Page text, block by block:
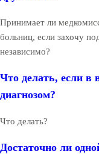
Принимает ли
больниц, если захочу
независимо?
Что делать, если в
диагнозом?
Что делать?
Достаточно ли